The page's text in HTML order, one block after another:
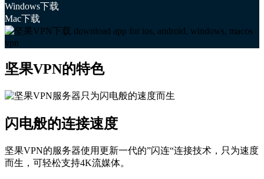
Windows下载
Mac下载
坚果VPN的特色
闪电般的连接速度
坚果VPN的服务器使用更新一代的”闪连“连接技术，只为速度
而生，可轻松支持4K流媒体。